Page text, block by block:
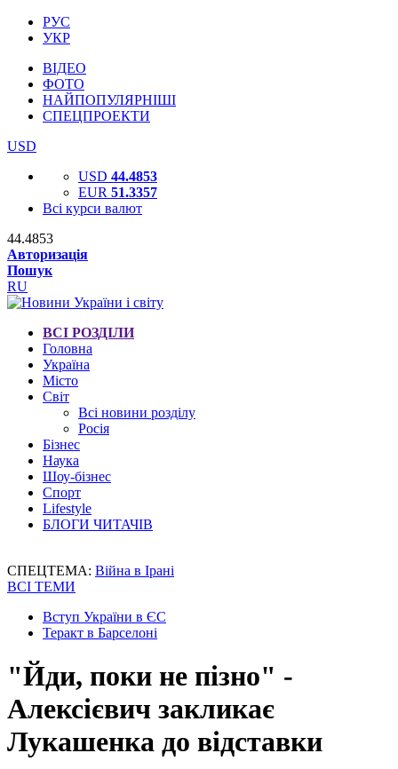
РУС
УКР
ВІДЕО
ФОТО
НАЙПОПУЛЯРНІШІ
СПЕЦПРОЕКТИ
USD
USD 44.4853
EUR 51.3357
Всі курси валют
44.4853
Авторизація
Пошук
RU
ВСІ РОЗДІЛИ
Головна
Україна
Місто
Світ
Всі новини розділу
Росія
Бізнес
Наука
Шоу-бізнес
Спорт
Lifestyle
БЛОГИ ЧИТАЧІВ
СПЕЦТЕМА: Війна в Ірані
ВСІ ТЕМИ
Вступ України в ЄС
Теракт в Барселоні
"Йди, поки не пізно" -
Алексієвич закликає
Лукашенка до відставки